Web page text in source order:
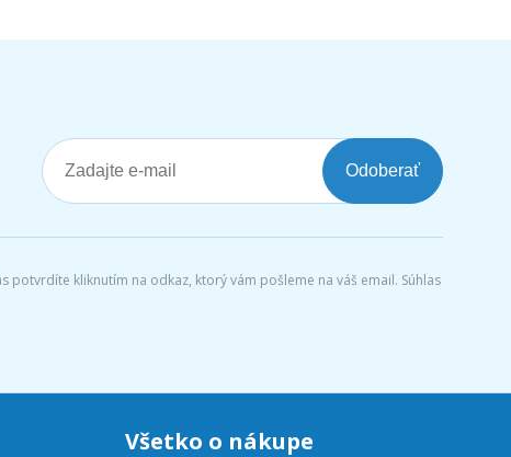
Odoberať
kliknutím na odkaz, ktorý vám pošleme na váš email. Súhlas
Všetko o nákupe